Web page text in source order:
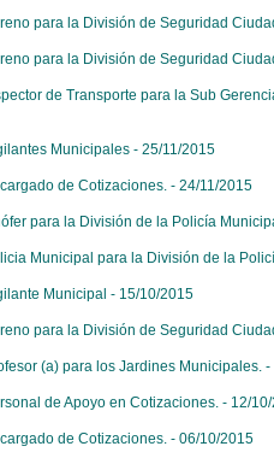
para la División de Seguridad
para la División de Seguridad
de Transporte para la Sub
Municipales - 25/11/2015
de Cotizaciones. - 24/11/2015
para la División de la Policía
Municipal para la División de la
Municipal - 15/10/2015
para la División de Seguridad
(a) para los Jardines Municipales.
de Apoyo en Cotizaciones. - 12/
de Cotizaciones. - 06/10/2015